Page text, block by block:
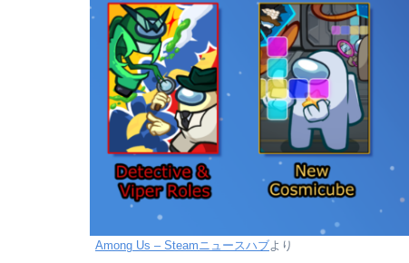
Among Us – Steamニュースハブより